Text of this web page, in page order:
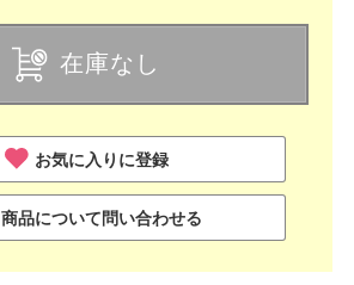
在庫なし
お気に入りに登録
商品について問い合わせる